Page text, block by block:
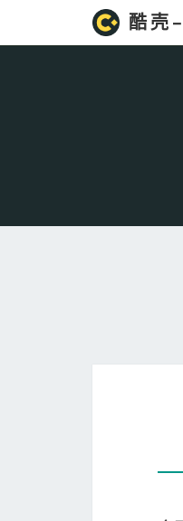
酷 壳